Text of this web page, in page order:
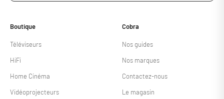
Boutique
Téléviseurs
HiFi
Home Cinéma
Vidéoprojecteurs
Cobra
Nos guides
Nos marques
Contactez-nous
Le magasin